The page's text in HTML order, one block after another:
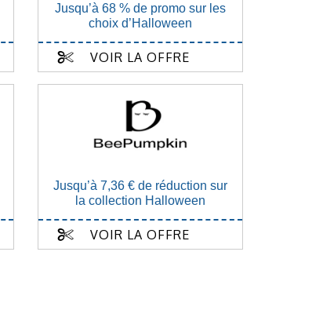
Jusqu’à 68 % de promo sur les
choix d’Halloween
VOIR LA OFFRE
Jusqu’à 7,36 € de réduction sur
la collection Halloween
VOIR LA OFFRE